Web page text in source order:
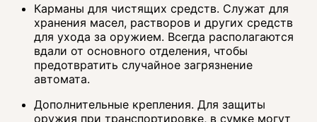
Карманы для чистящих средств. Служат для
хранения масел, растворов и других средств
для ухода за оружием. Всегда располагаются
вдали от основного отделения, чтобы
предотвратить случайное загрязнение
автомата.
Дополнительные крепления. Для защиты
оружия при транспортировке, в сумке могут